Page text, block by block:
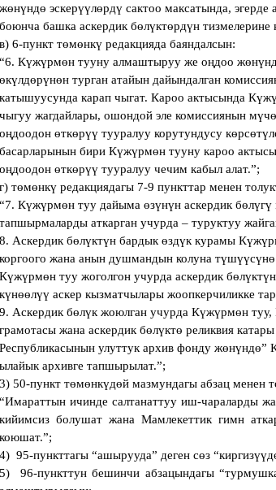
жөнүндө эскерүүлөрдү сактоо максатында,
боюнча башка аскердик бөлүктөрдүн тизмелерине
в) 6-пункт төмөнкү редакцияда баяндалсын:
“6. Күжүрмөн тууну алмаштыруу же оңдоо
өкүлдөрүнөн турган атайын дайындалган
катышуусунда карап чыгат. Кароо актысында
чыгуу жагдайлары, ошондой эле комиссиянын
оңдоодон өткөрүү тууралуу корутундусу
басарларынын бири Күжүрмөн тууну кароо
оңдоодон өткөрүү тууралуу чечим кабыл алат.”;
г) төмөнкү редакциядагы 7-9 пункттар менен
“7. Күжүрмөн туу дайыма өзүнүн аскердик
тапшырмаларды аткарган учурда – туруктуу
8. Аскердик бөлүктүн бардык өздүк курамы
коргоого жана анын душмандын колуна
Күжүрмөн туу жоголгон учурда аскердик
күнөөлүү аскер кызматчылары жоопкерчиликке
9. Аскердик бөлүк жоюлган учурда Күжүрмөн
грамотасы жана аскердик бөлүктө реликвия
Республикасынын улуттук архив фонду
ылайык архивге тапшырылат.”;
3) 50-пункт төмөнкүдөй мазмундагы абзац менен
“Имараттын ичинде салтанаттуу иш-чараларды
кийимсиз болушат жана Мамлекеттик гимн
коюшат.”;
4) 95-пункттагы “ашырууда” деген сөз
5) 96-пункттун бешинчи абзацындагы